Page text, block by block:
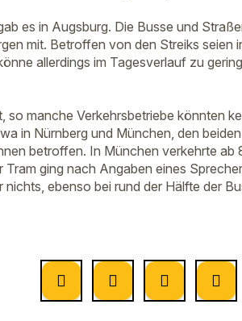
es in Augsburg. Die Busse und
mit. Betroffen von den Streiks seien
allerdings im Tagesverlauf zu
so manche Verkehrsbetriebe könnten
in Nürnberg und München, den
betroffen. In München verkehrte ab
ging nach Angaben eines
nichts, ebenso bei rund der Hälfte der